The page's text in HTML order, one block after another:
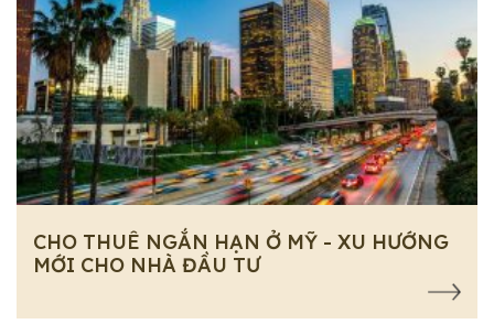
CHO THUÊ NGẮN HẠN Ở MỸ - XU HƯỚNG
MỚI CHO NHÀ ĐẦU TƯ